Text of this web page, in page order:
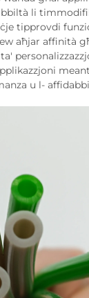
li
tipprovdi
aħjar affinità
u l-